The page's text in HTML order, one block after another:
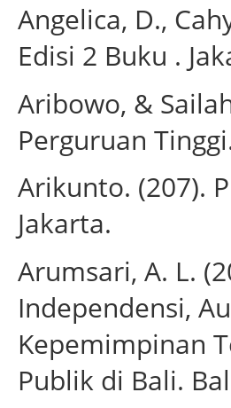
Angelica, D.,
Edisi 2 Buku .
Aribowo, &
Perguruan
Arikunto. (207).
Jakarta.
Arumsari, A. L.
Independensi,
Kepemimpinan
Publik di Bali.